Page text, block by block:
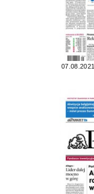
07.08.2021